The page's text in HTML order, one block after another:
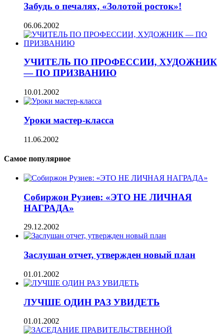
Забудь о печалях, «Золотой росток»!
06.06.2002
УЧИТЕЛЬ ПО ПРОФЕССИИ, ХУДОЖНИК
— ПО ПРИЗВАНИЮ
10.01.2002
Уроки мастер-класса
11.06.2002
Самое популярное
Собиржон Рузиев: «ЭТО НЕ ЛИЧНАЯ
НАГРАДА»
29.12.2002
Заслушан отчет, утвержден новый план
01.01.2002
ЛУЧШЕ ОДИН РАЗ УВИДЕТЬ
01.01.2002